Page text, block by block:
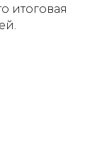
итоговая